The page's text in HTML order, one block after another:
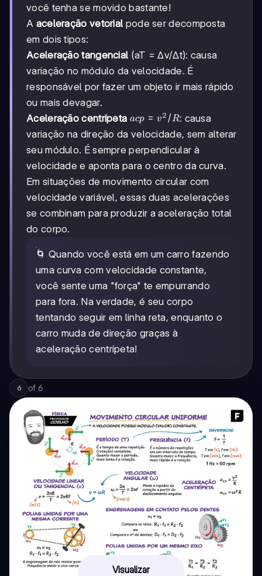
você tenha se movido bastante!
A aceleração vetorial pode ser decomposta
em dois tipos:
Aceleração tangencial (aT = Δv/Δt): causa
variação no módulo da velocidade. É
responsável por fazer um objeto ir mais rápido
ou mais devagar.
Aceleração centrípeta acp
=
v²/R
acp = v2 /R: causa
variação na direção da velocidade, sem alterar
seu módulo. É sempre perpendicular à
velocidade e aponta para o centro da curva.
Em situações de movimento circular com
velocidade variável, essas duas acelerações
se combinam para produzir a aceleração total
do corpo.
🌀 Quando você está em um carro fazendo
uma curva com velocidade constante,
você sente uma "força" te empurrando
para fora. Na verdade, é seu corpo
tentando seguir em linha reta, enquanto o
carro muda de direção graças à
aceleração centrípeta!
6 of 6
Visualizar